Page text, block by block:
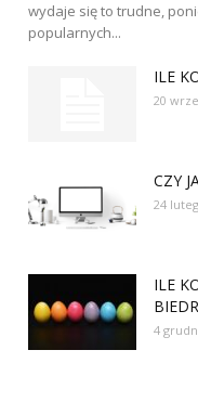
wydaje się to trudne,
popularnych...
ILE
20
CZY
24
ILE
4